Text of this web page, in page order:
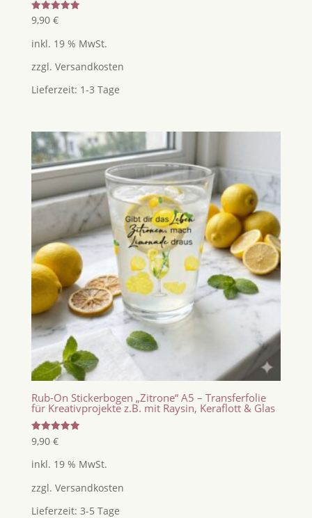
Bewertet
mit
von 5
9,90 €
inkl. 19 % MwSt.
zzgl. Versandkosten
Lieferzeit: 1-3 Tage
Rub-On Stickerbogen „Zitrone“ A5 – Transferfolie
für Kreativprojekte z.B. mit Raysin, Keraflott & Glas
Bewertet
mit
von 5
9,90 €
inkl. 19 % MwSt.
zzgl. Versandkosten
Lieferzeit: 3-5 Tage